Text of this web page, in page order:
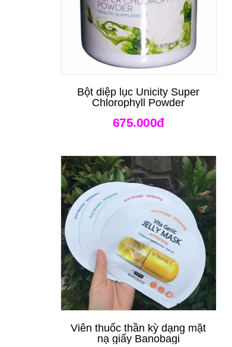
Bột diệp lục Unicity Super
Chlorophyll Powder
675.000đ
Viên thuốc thần kỳ dạng mặt
nạ giấy Banobagi